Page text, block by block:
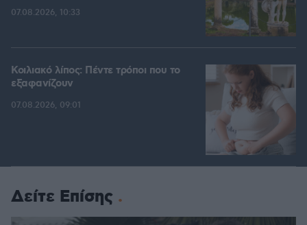
07.08.2026, 10:33
Κοιλιακό λίπος: Πέντε τρόποι που το
εξαφανίζουν
07.08.2026, 09:01
Δείτε Επίσης